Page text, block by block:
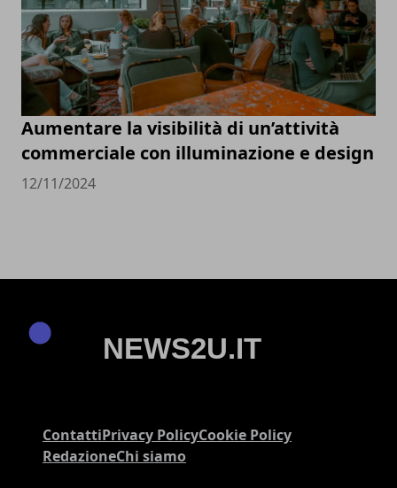
Aumentare la visibilità di un’attività
commerciale con illuminazione e design
12/11/2024
ContattiPrivacy PolicyCookie Policy
RedazioneChi siamo